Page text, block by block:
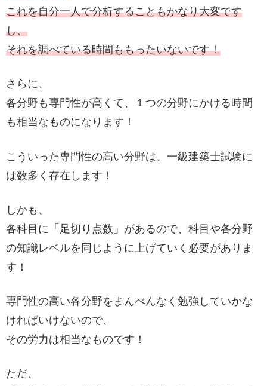
これを自分一人で分析することもかなり大変です
し、
それを調べている時間ももったいないです！
さらに、
各分野も専門性が高くて、１つの分野にかける時間
も相当なものになります！
こういった専門性の高い分野は、一級建築士試験に
は数多く存在します！
しかも、
各科目に「足切り点数」があるので、科目や各分野
の知識レベルを同じように上げていく必要がありま
す！
専門性の高い各分野をまんべんなく勉強していかな
ければいけないので、
その労力は相当なものです！
ただ、